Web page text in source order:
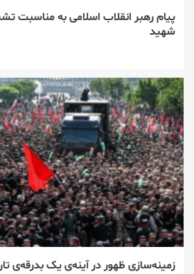
پیام رهبر انقلاب اسلامی به مناسبت
شهید
زمینه‌سازی ظهور در آینه‌ی یک بدرقه‌ی